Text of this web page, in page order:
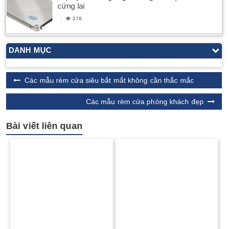
cứng lai
378
DANH MỤC
Các mẫu rèm cửa siêu bắt mắt không cần thắc mắc
Các mẫu rèm cửa phòng khách đẹp
Bài viết liên quan